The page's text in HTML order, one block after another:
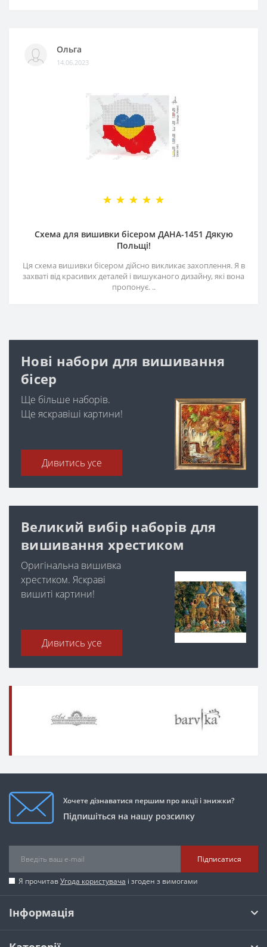
Ольга
14.06.2023
Схема для вишивки бісером ДАНА-1451 Дякую
Польщі!
Ця схема вишивки бісером дійсно викликає захоплення. Я в
захваті від красивих деталей і вишуканого дизайну, які вона
пропонує. ..
Нові набори для вишивання
бісер
Ще більше наборів.
Ще яскравіші картини!
Дивитись усе
Великий вибір наборів для
вишивання хрестиком
Оригінальна вишивка
хрестиком. Яскраві
вишиті картини!
Дивитись усе
Хочете дізнаватися першим про акції і знижки?
Підпишіться на нашу розсилку
Підписатися
Я прочитавУгода користувача і згоден з вимогами
Інформація